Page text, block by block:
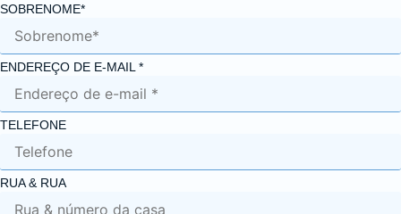
SOBRENOME*
ENDEREÇO DE E-MAIL *
TELEFONE
RUA & RUA